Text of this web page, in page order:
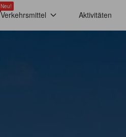
Neu!
Verkehrsmittel Aktivitäten